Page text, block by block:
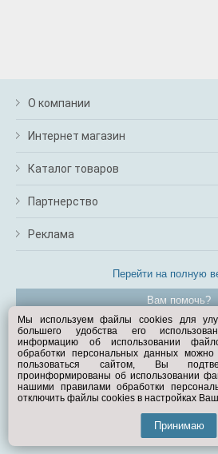
О компании
Интернет магазин
Каталог товаров
Партнерство
Реклама
Перейти на полную
Вам помочь?
© Exist.ru
Мы используем файлы cookies для
большего удобства его
информацию об использовании
обработки персональных данных
пользоваться сайтом, Вы
проинформированы об использовании
нашими правилами обработки
отключить файлы cookies в настройках
Принимаю